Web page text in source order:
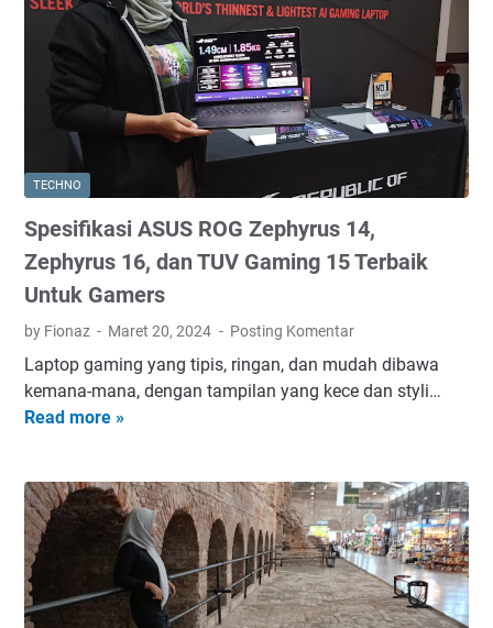
TECHNO
Spesifikasi ASUS ROG Zephyrus 14,
Zephyrus 16, dan TUV Gaming 15 Terbaik
Untuk Gamers
by Fionaz Maret 20, 2024 Posting Komentar
Laptop gaming yang tipis, ringan, dan mudah dibawa
kemana-mana, dengan tampilan yang kece dan styli…
Read more »
s
i
k